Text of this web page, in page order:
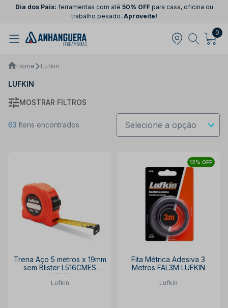
Dia dos Pais: ferramentas com até 50% OFFpara casa, oficina ou
trabalho pesado. Aproveite!
0
Home Lufkin
LUFKIN
MOSTRAR FILTROS
63 Itens encontrados
Trena Aço 5 metros x 19mm
sem Blister L516CMES
LUFKIN
Lufkin
12% OFF
Fita Métrica Adesiva 3
Metros FAL3M LUFKIN
Lufkin